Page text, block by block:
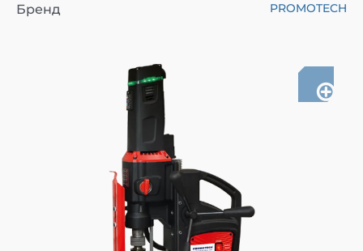
Бренд PROMOTECH